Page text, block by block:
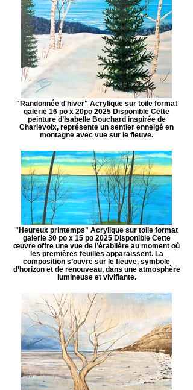
"Randonnée d'hiver" Acrylique sur toile format
galerie 16 po x 20po 2025 Disponible Cette
peinture d’Isabelle Bouchard inspirée de
Charlevoix, représente un sentier enneigé en
montagne avec vue sur le fleuve.
"Heureux printemps" Acrylique sur toile format
galerie 30 po x 15 po 2025 Disponible Cette
œuvre offre une vue de l’érablière au moment où
les premières feuilles apparaissent. La
composition s’ouvre sur le fleuve, symbole
d’horizon et de renouveau, dans une atmosphère
lumineuse et vivifiante.